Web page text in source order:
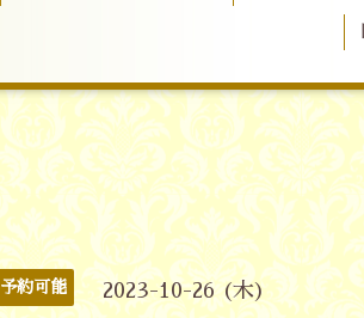
予約可能 2023-10-26 (木)